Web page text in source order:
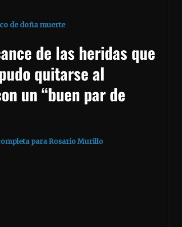
de doña muerte
de las heridas que
quitarse al
un “buen par de
para Rosario Murillo